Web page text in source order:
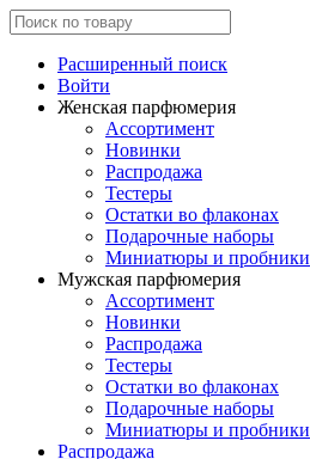
Расширенный поиск
Войти
Женская парфюмерия
Ассортимент
Новинки
Распродажа
Тестеры
Остатки во флаконах
Подарочные наборы
Миниатюры и пробники
Мужская парфюмерия
Ассортимент
Новинки
Распродажа
Тестеры
Остатки во флаконах
Подарочные наборы
Миниатюры и пробники
Распродажа